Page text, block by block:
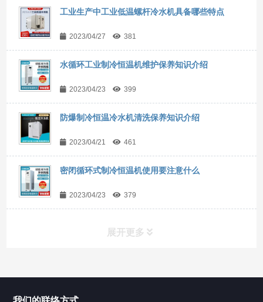
工业生产中工业低温螺杆冷水机具备哪些特点
2023/04/27 381
水循环工业制冷恒温机维护保养知识介绍
2023/04/23 399
防爆制冷恒温冷水机清洗保养知识介绍
2023/04/21 461
密闭循环式制冷恒温机使用要注意什么
2023/04/23 379
展开更多